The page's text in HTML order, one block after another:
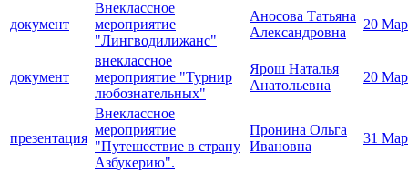
документ
Внеклассное
мероприятие
"Лингводилижанс"
Аносова Татьяна
Александровна
20
документ
внеклассное
мероприятие "Турнир
любознательных"
Ярош Наталья
Анатольевна
20
презентация
Внеклассное
мероприятие
"Путешествие в страну
Азбукерию".
Пронина Ольга
Ивановна
31